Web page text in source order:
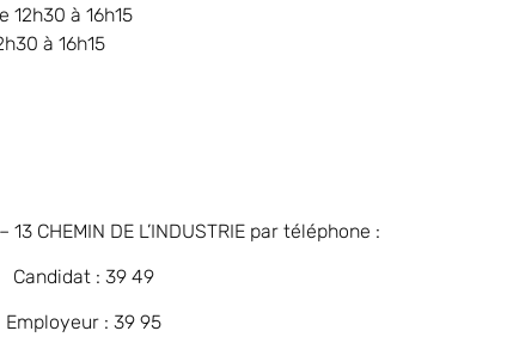
à 16h15
à 16h15
CHEMIN DE L’INDUSTRIE par téléphone :
Candidat : 39 49
Employeur : 39 95